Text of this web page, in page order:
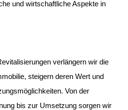
und wirtschaftliche Aspekte in
verlängern wir die
steigern deren Wert und
Von der
bis zur Umsetzung sorgen wir